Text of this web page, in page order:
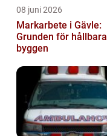
08 juni 2026
Markarbete i Gävle:
Grunden för hållbara
byggen